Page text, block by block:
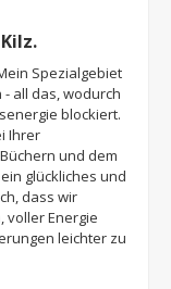
Spezialgebiet
all das, wodurch
blockiert.
Ihrer
und dem
glückliches und
dass wir
voller Energie
leichter zu